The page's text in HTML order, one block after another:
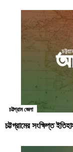
চট্টগ্রাম জেলা
চট্টগ্রামের সংক্ষিপ্ত